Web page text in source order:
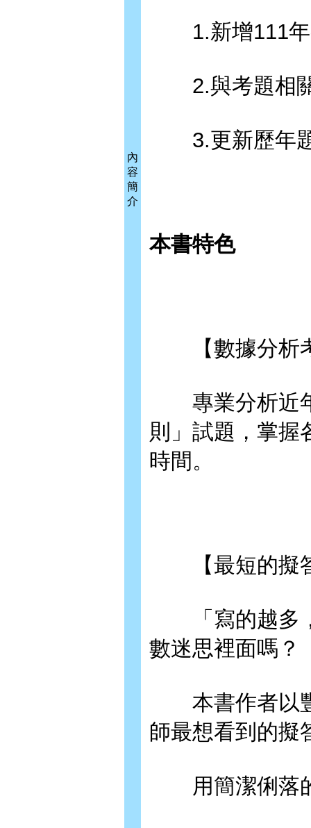
內
容
簡
介
1.新增111年
2.與考題相關
3.更新歷年
本書特色
【數據分析考
專業分析近年
則」試題，掌握
時間。
【最短的擬答
「寫的越多，
數迷思裡面嗎？
本書作者以豐
師最想看到的擬
用簡潔俐落的